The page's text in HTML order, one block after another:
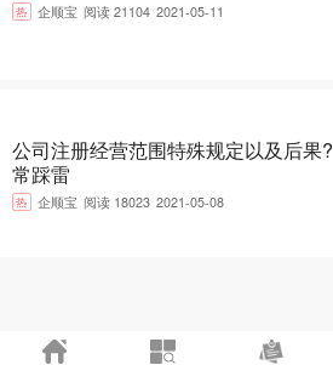
热 企顺宝 阅读 21104 2021-05-11
公司注册经营范围特殊规定以及后果?
常踩雷
热 企顺宝 阅读 18023 2021-05-08